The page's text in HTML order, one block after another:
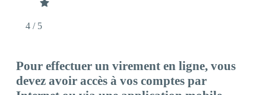
4 / 5
Pour effectuer un virement en ligne, vous
devez avoir accès à vos comptes par